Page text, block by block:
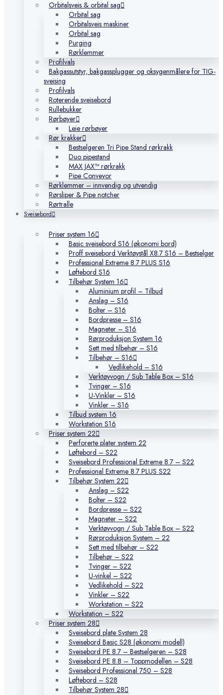
Orbitalsveis & orbital sag
Orbital sag
Orbitalsveis maskiner
Orbital sag
Purging
Rørklemmer
Profilvals
Bakgassutstyr, bakgassplugger og oksygenmålere for TIG-
sveising
Profilvals
Roterende sveisebord
Rullebukker
Rørbøyer
Leie rørbøyer
Rør krakker
Bestselgeren Tri Pipe Stand rørkrakk
Duo pipestand
MAX JAX™ rørkrakk
Pipe Conveyor
Rørklemmer – innvendig og utvendig
Rørsliper & Pipe notcher
Rørtralle
Sveisebord
Priser system 16
Basic sveisebord S16 (økonomi bord)
Proff sveisebord Verktøystål X8.7 S16 – Bestselger
Professional Extreme 8.7 PLUS S16
Løftebord S16
Tilbehør System 16
Aluminium profil – Tilbud
Anslag – S16
Bolter – S16
Bordpresse – S16
Magneter – S16
Rørproduksjon System 16
Sett med tilbehør – S16
Tilbehør – S16
Vedlikehold – S16
Verktøyvogn / Sub Table Box – S16
Tvinger – S16
U-Vinkler – S16
Vinkler – S16
Tilbud system 16
Workstation S16
Priser system 22
Perforerte plater system 22
Løftebord – S22
Sveisebord Professional Extreme 8.7 – S22
Professional Extreme 8.7 PLUS S22
Tilbehør System 22
Anslag – S22
Bolter – S22
Bordpresse – S22
Magneter – S22
Verktøyvogn / Sub Table Box – S22
Rørproduksjon System – 22
Sett med tilbehør – S22
Tilbehør – S22
Tvinger – S22
U-vinkel – S22
Vedlikehold – S22
Vinkler – S22
Workstation – S22
Workstation – S22
Priser system 28
Sveisebord plate System 28
Sveisebord Basic S28 (økonomi modell)
Sveisebord PE 8.7 – Bestselgeren – S28
Sveisebord PE 8.8 – Toppmodellen – S28
Sveisebord Professional 750 – S28
Løftebord – S28
Tilbehør System 28